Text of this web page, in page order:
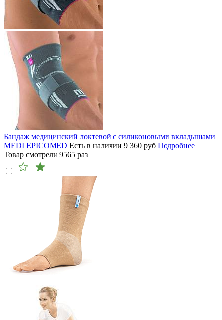
Бандаж медицинский локтевой с силиконовыми вкладышами
MEDI EPICOMED Есть в наличии 9 360 руб Подробнее
Товар смотрели 9565 раз